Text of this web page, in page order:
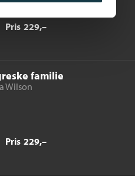
Pris 229,–
familie
Wilson
Pris 229,–